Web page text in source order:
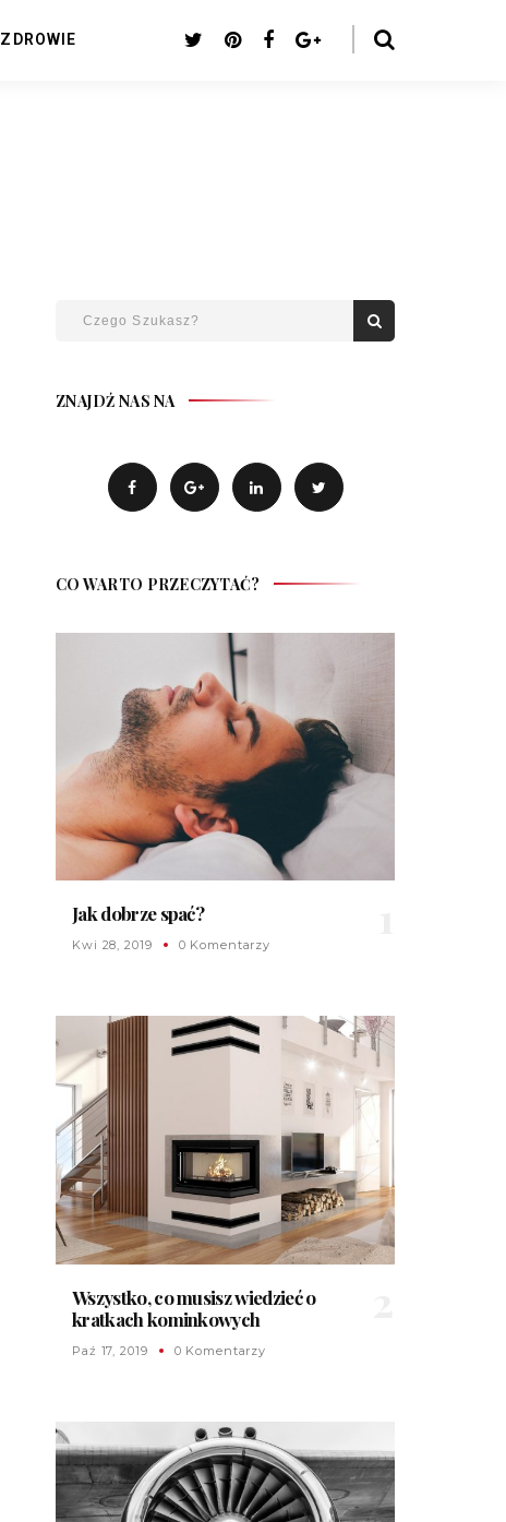
ZDROWIE
ZNAJDŹ NAS NA
CO WARTO PRZECZYTAĆ?
Jak dobrze spać?
Kwi 28, 2019 0 Komentarzy
Wszystko, co musisz wiedzieć o
kratkach kominkowych
Paź 17, 2019 0 Komentarzy